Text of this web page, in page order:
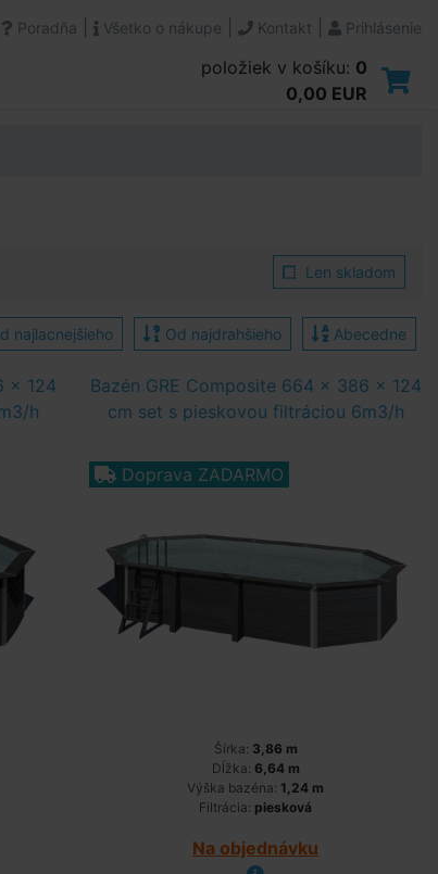
Poradňa Všetko o nákupe Kontakt Prihlásenie
položiek v košíku: 0
0,00 EUR
Len skladom
najlacnejšieho Od najdrahšieho Abecedne
x 124
h
Bazén GRE Composite 664 x 386 x 124
cm set s pieskovou filtráciou 6m3/h
Doprava ZADARMO
Šírka: 3,86 m
Dĺžka: 6,64 m
Výška bazéna: 1,24 m
Filtrácia: piesková
Na objednávku